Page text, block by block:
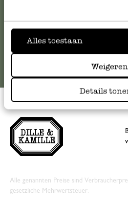
Alles toestaan
Weigeren
Details
Alle genannten Preise sind
gesetzliche Mehrwertsteuer.